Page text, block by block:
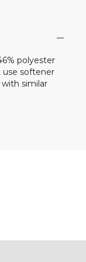
polyester
use softener
similar